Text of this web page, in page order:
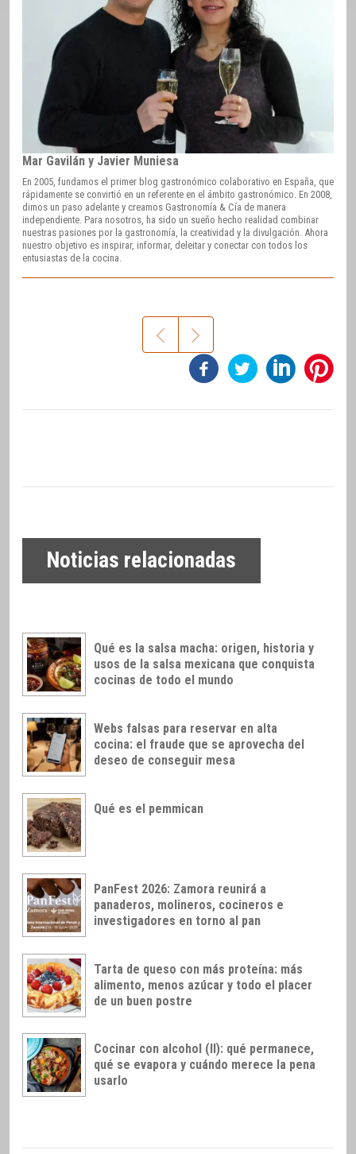
Mar Gavilán y Javier Muniesa
En 2005, fundamos el primer blog gastronómico colaborativo en España, que
rápidamente se convirtió en un referente en el ámbito gastronómico. En 2008,
dimos un paso adelante y creamos Gastronomía & Cía de manera
independiente. Para nosotros, ha sido un sueño hecho realidad combinar
nuestras pasiones por la gastronomía, la creatividad y la divulgación. Ahora
nuestro objetivo es inspirar, informar, deleitar y conectar con todos los
entusiastas de la cocina.
Noticias relacionadas
Qué es la salsa macha: origen, historia y
usos de la salsa mexicana que conquista
cocinas de todo el mundo
Webs falsas para reservar en alta
cocina: el fraude que se aprovecha del
deseo de conseguir mesa
Qué es el pemmican
PanFest 2026: Zamora reunirá a
panaderos, molineros, cocineros e
investigadores en torno al pan
Tarta de queso con más proteína: más
alimento, menos azúcar y todo el placer
de un buen postre
Cocinar con alcohol (II): qué permanece,
qué se evapora y cuándo merece la pena
usarlo